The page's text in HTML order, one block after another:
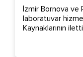
İzmir Bornova ve
laboratuvar
Kaynaklarının